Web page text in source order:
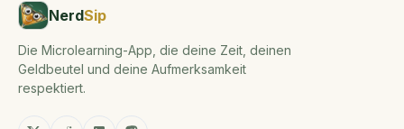
NerdSip
Die Microlearning-App, die deine Zeit, deinen
Geldbeutel und deine Aufmerksamkeit
respektiert.